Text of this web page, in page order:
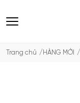
Trang chủ HÀNG MỚI